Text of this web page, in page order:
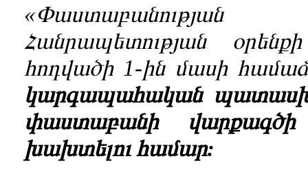
Հանրապետության
հոդվածի 1-ին մասի
կարգապահական
փաստաբանի
վարքագծի
խախտելու համար: